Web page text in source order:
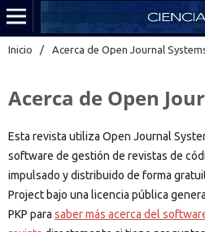
Inicio / Acerca de Open Journal
Acerca de Open
Esta revista utiliza Open Journal
software de gestión de revistas de
impulsado y distribuido de forma
Project bajo una licencia pública
PKP para saber más acerca del